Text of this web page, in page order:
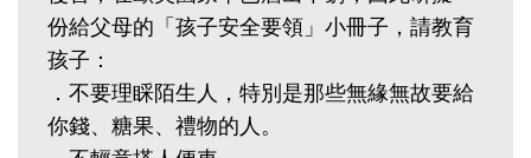
份給父母的「孩子安全要領」小冊子，請教育
孩子：
．不要理睬陌生人，特別是那些無緣無故要給
你錢、糖果、禮物的人。